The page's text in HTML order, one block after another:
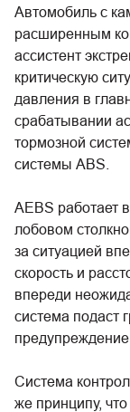
Автомобиль с
расширенным
ассистент
критическую
давления в
срабатывании
тормозной
системы ABS.
AEBS работает
лобовом
за ситуацией
скорость и
впереди
система подаст
предупреждение
Система
же принципу,